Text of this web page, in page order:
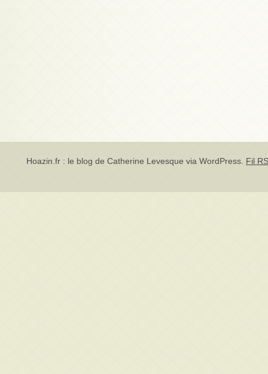
Hoazin.fr : le blog de Catherine Levesque via WordPress Fil